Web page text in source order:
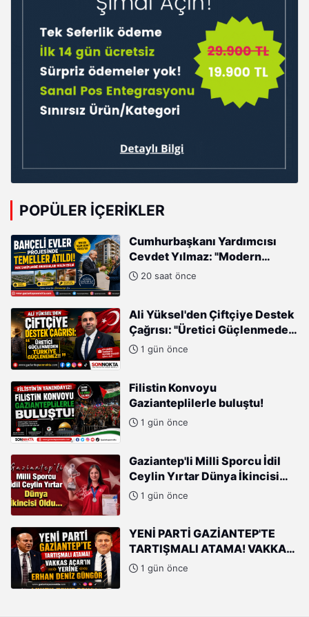
POPÜLER İÇERIKLER
Cumhurbaşkanı Yardımcısı
Cevdet Yılmaz: "Modern
Türkiye'nin İmarında
20 saat önce
Ali Yüksel'den Çiftçiye Destek
Çağrısı: "Üretici Güçlenmeden
Türkiye Güçlenemez!"
1 gün önce
Filistin Konvoyu
Gazianteplilerle buluştu!
1 gün önce
Gaziantep'li Milli Sporcu İdil
Ceylin Yırtar Dünya İkincisi
Oldu1 gün önce
YENİ PARTİ GAZİANTEP'TE
TARTIŞMALI ATAMA! VAKKAS
AÇAR'IN YERİNE ERHAN DENİZ
1 gün önce